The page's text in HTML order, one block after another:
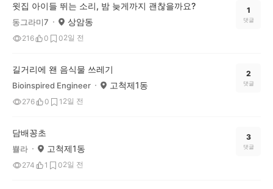
윗집 아이들 뛰는 소리, 밤 늦게까지 괜찮을까요?
동그라미7 상암동
216 0 02일 전
1
댓글
길거리에 왠 음식물 쓰레기
Bioinspired Engineer 고척제1동
276 0 1 2일 전
2
댓글
담배꽁초
쁄라 고척제1동
274 1 02일 전
3
댓글